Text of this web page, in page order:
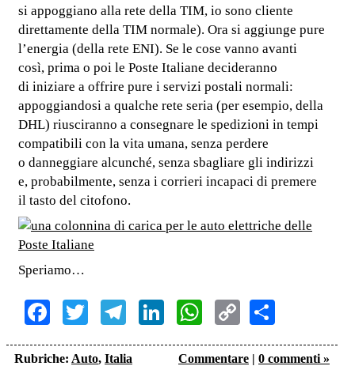
si appoggiano alla rete della TIM, io sono cliente
direttamente della TIM normale). Ora si aggiunge pure
l’energia (della rete ENI). Se le cose vanno avanti
così, prima o poi le Poste Italiane decideranno
di iniziare a offrire pure i servizi postali normali:
appoggiandosi a qualche rete seria (per esempio, della
DHL) riusciranno a consegnare le spedizioni in tempi
compatibili con la vita umana, senza perdere
o danneggiare alcunché, senza sbagliare gli indirizzi
e, probabilmente, senza i corrieri incapaci di premere
il tasto del citofono.
Speriamo…
Facebook
TwitterTelegram
LinkedInWhatsApp
Copy
Link
Rubriche: Auto, Italia
Commentare | 0 commenti »